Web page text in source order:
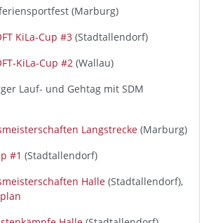
(Marburg)
KiLa-Cup #3 (Stadtallendorf)
KiLa-Cup #2 (Wallau)
Lauf- und Gehtag mit SDM
Langstrecke (Marburg)
#1 (Stadtallendorf)
Halle (Stadtallendorf),